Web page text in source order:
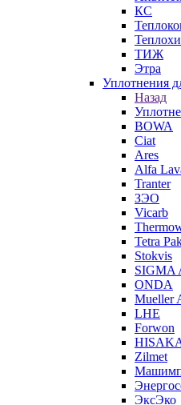
КС
ТИЖ
Этра
Уплотнения
Назад
BOWA
Ciat
Ares
Alfa
Tranter
ЗЭО
Vicarb
Tetra
Stokvis
SIGMA
ONDA
Mueller
LHE
Forwon
Zilmet
ЭксЭко